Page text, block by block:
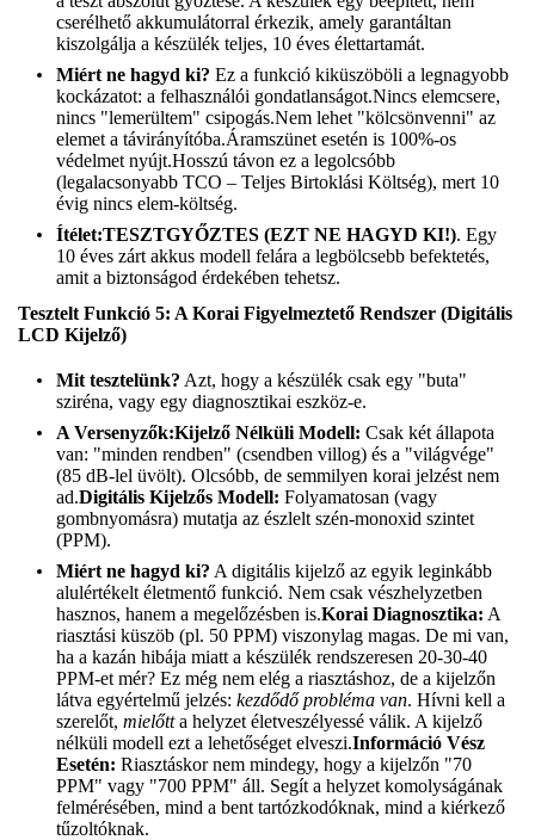
cserélhető akkumulátorral érkezik, amely garantáltan
kiszolgálja a készülék teljes, 10 éves élettartamát.
Miért ne hagyd ki? Ez a funkció kiküszöböli a legnagyobb
kockázatot: a felhasználói gondatlanságot.Nincs elemcsere,
nincs "lemerültem" csipogás.Nem lehet "kölcsönvenni" az
elemet a távirányítóba.Áramszünet esetén is 100%-os
védelmet nyújt.Hosszú távon ez a legolcsóbb
(legalacsonyabb TCO – Teljes Birtoklási Költség), mert 10
évig nincs elem-költség.
Ítélet:TESZTGYŐZTES (EZT NE HAGYD KI!). Egy
10 éves zárt akkus modell felára a legbölcsebb befektetés,
amit a biztonságod érdekében tehetsz.
Tesztelt Funkció 5: A Korai Figyelmeztető Rendszer (Digitális
LCD Kijelző)
Mit tesztelünk? Azt, hogy a készülék csak egy "buta"
sziréna, vagy egy diagnosztikai eszköz-e.
A Versenyzők:Kijelző Nélküli Modell: Csak két állapota
van: "minden rendben" (csendben villog) és a "világvége"
(85 dB-lel üvölt). Olcsóbb, de semmilyen korai jelzést nem
ad.Digitális Kijelzős Modell: Folyamatosan (vagy
gombnyomásra) mutatja az észlelt szén-monoxid szintet
(PPM).
Miért ne hagyd ki? A digitális kijelző az egyik leginkább
alulértékelt életmentő funkció. Nem csak vészhelyzetben
hasznos, hanem a megelőzésben is.Korai Diagnosztika: A
riasztási küszöb (pl. 50 PPM) viszonylag magas. De mi van,
ha a kazán hibája miatt a készülék rendszeresen 20-30-40
PPM-et mér? Ez még nem elég a riasztáshoz, de a kijelzőn
látva egyértelmű jelzés: kezdődő probléma van. Hívni kell a
szerelőt, mielőtta helyzet életveszélyessé válik. A kijelző
nélküli modell ezt a lehetőséget elveszi.Információ Vész
Esetén: Riasztáskor nem mindegy, hogy a kijelzőn "70
PPM" vagy "700 PPM" áll. Segít a helyzet komolyságának
felmérésében, mind a bent tartózkodóknak, mind a kiérkező
tűzoltóknak.